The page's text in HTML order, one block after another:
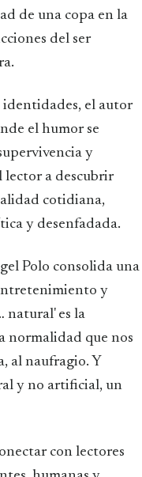
de una copa en la
del ser
identidades, el autor
el humor se
y
a descubrir
cotidiana,
y desenfadada.
Polo consolida una
y
natural' es la
normalidad que nos
al naufragio. Y
y no artificial, un
con lectores